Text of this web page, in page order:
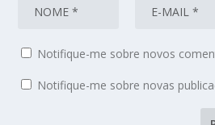
Notifique-me sobre novos
Notifique-me sobre novas